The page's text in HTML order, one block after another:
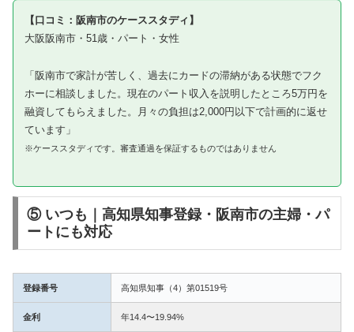
【口コミ：阪南市のケーススタディ】
大阪阪南市・51歳・パート・女性
「阪南市で家計が苦しく、過去にカードの滞納がある状態でフク
ホーに相談しました。現在のパート収入を説明したところ5万円を
融資してもらえました。月々の負担は2,000円以下で計画的に返せ
ています」
※ケーススタディです。審査通過を保証するものではありません
⑤ いつも｜高知県知事登録・阪南市の主婦・パ
ートにも対応
登録番号 高知県知事（4）第01519号
金利 年14.4〜19.94%